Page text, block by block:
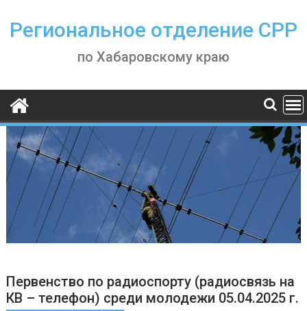
content
Региональное отделение СРР
по Хабаровскому краю
Первенство по радиоспорту (радиосвязь на
КВ – телефон) среди молодежи 05.04.2025 г.